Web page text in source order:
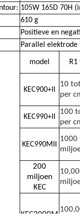
straling
105W 165D 70H
610 g
Positieve en
Parallel elektrode
model
KEC900+II
10
per
KEC990+II
100
per
KEC990MII
1000
200
miljoen
KEC
KEC2000M